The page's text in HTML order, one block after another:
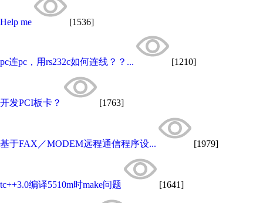
Help me [1536]
pc连pc，用rs232c如何连线？？... [1210]
开发PCI板卡？ [1763]
基于FAX／MODEM远程通信程序设... [1979]
tc++3.0编译5510m时make问题 [1641]